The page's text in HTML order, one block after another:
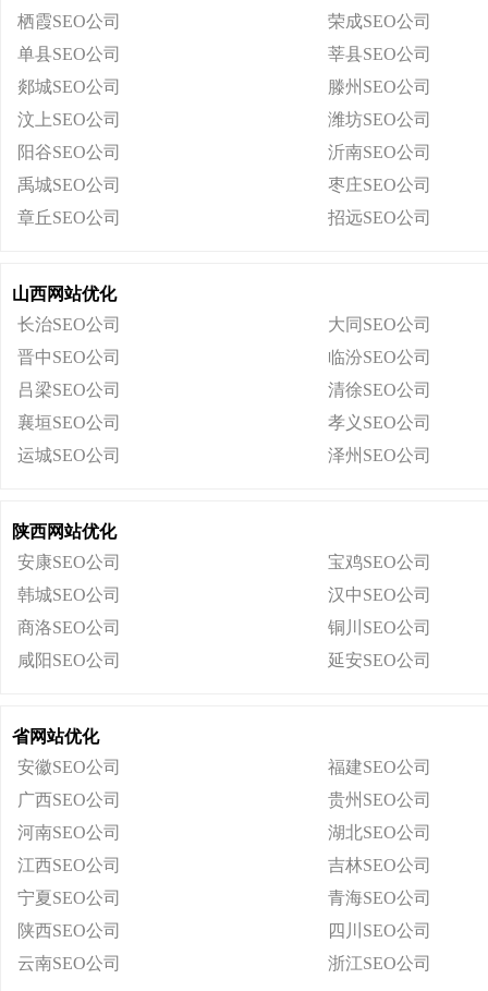
栖霞SEO公司
荣成SEO公司
单县SEO公司
莘县SEO公司
郯城SEO公司
滕州SEO公司
汶上SEO公司
潍坊SEO公司
阳谷SEO公司
沂南SEO公司
禹城SEO公司
枣庄SEO公司
章丘SEO公司
招远SEO公司
山西网站优化
长治SEO公司
大同SEO公司
晋中SEO公司
临汾SEO公司
吕梁SEO公司
清徐SEO公司
襄垣SEO公司
孝义SEO公司
运城SEO公司
泽州SEO公司
陕西网站优化
安康SEO公司
宝鸡SEO公司
韩城SEO公司
汉中SEO公司
商洛SEO公司
铜川SEO公司
咸阳SEO公司
延安SEO公司
省网站优化
安徽SEO公司
福建SEO公司
广西SEO公司
贵州SEO公司
河南SEO公司
湖北SEO公司
江西SEO公司
吉林SEO公司
宁夏SEO公司
青海SEO公司
陕西SEO公司
四川SEO公司
云南SEO公司
浙江SEO公司